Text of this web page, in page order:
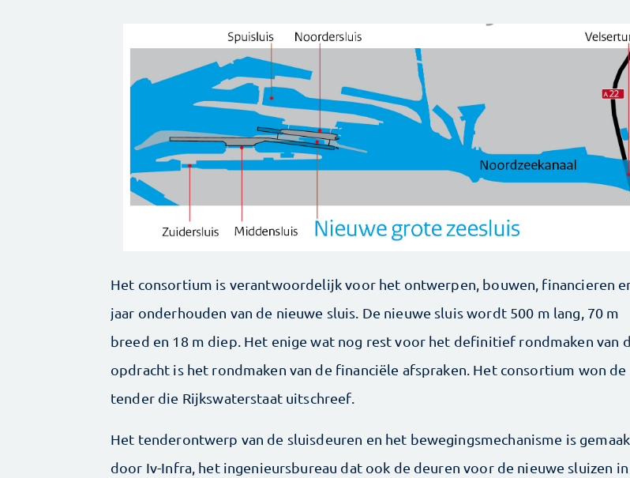
Het consortium is verantwoordelijk voor het ontwerpen, bouwen, financieren
jaar onderhouden van de nieuwe sluis. De nieuwe sluis wordt 500 m lang, 70 m
breed en 18 m diep. Het enige wat nog rest voor het definitief rondmaken van
opdracht is het rondmaken van de financiële afspraken. Het consortium won de
tender die Rijkswaterstaat uitschreef.
Het tenderontwerp van de sluisdeuren en het bewegingsmechanisme is
door Iv-Infra, het ingenieursbureau dat ook de deuren voor de nieuwe sluizen